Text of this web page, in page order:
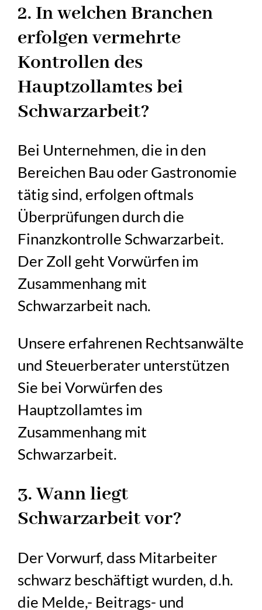
2. In welchen Branchen
erfolgen vermehrte
Kontrollen des
Hauptzollamtes bei
Schwarzarbeit?
Bei Unternehmen, die in den
Bereichen Bau oder Gastronomie
tätig sind, erfolgen oftmals
Überprüfungen durch die
Finanzkontrolle Schwarzarbeit.
Der Zoll geht Vorwürfen im
Zusammenhang mit
Schwarzarbeit nach.
Unsere erfahrenen Rechtsanwälte
und Steuerberater unterstützen
Sie bei Vorwürfen des
Hauptzollamtes im
Zusammenhang mit
Schwarzarbeit.
3. Wann liegt
Schwarzarbeit vor?
Der Vorwurf, dass Mitarbeiter
schwarz beschäftigt wurden, d.h.
die Melde,- Beitrags- und